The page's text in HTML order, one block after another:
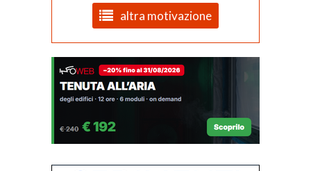
altra motivazione